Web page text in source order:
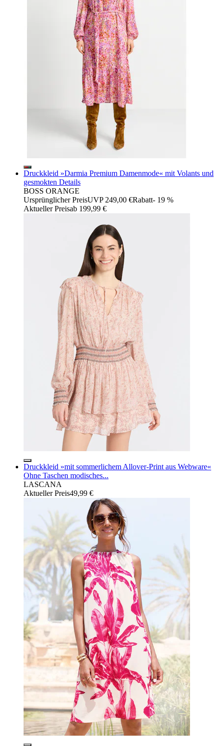
Druckkleid »Darmia Premium Damenmode« mit Volants und
gesmokten Details
BOSS ORANGE
Ursprünglicher PreisUVP 249,00 €Rabatt- 19 %
Aktueller Preisab 199,99 €
Druckkleid »mit sommerlichem Allover-Print aus Webware«
Ohne Taschen modisches...
LASCANA
Aktueller Preis49,99 €